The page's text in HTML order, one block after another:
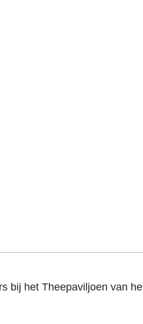
bij het Theepaviljoen van